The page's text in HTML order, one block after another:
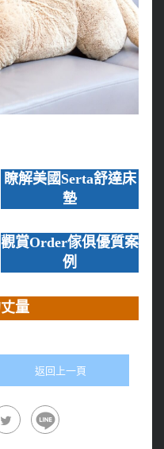
瞭解美國Serta舒達床
墊
觀賞Order傢俱優質案
例
量
返回上一頁